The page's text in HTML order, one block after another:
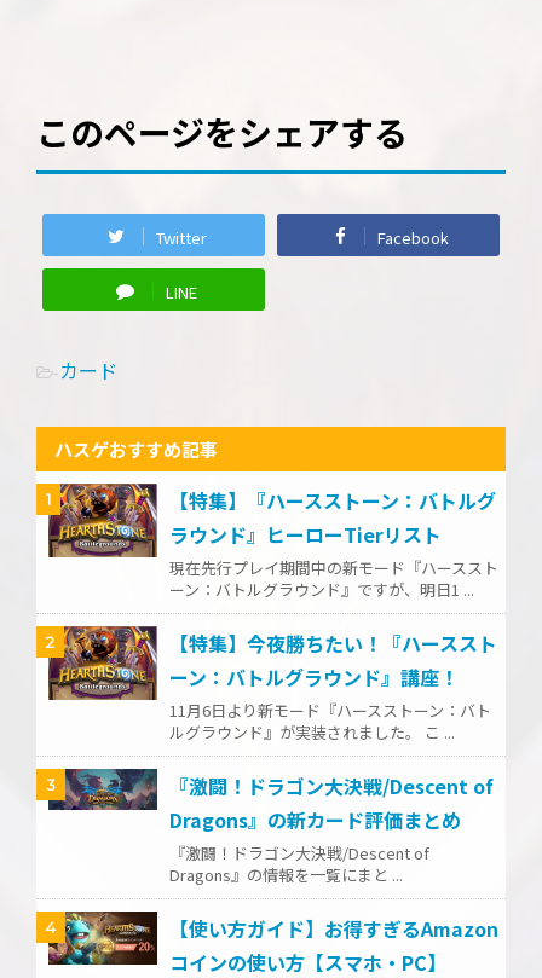
このページをシェアする
Twitter Facebook
LINE
-カード
ハスゲおすすめ記事
1
【特集】『ハースストーン：バトルグ
ラウンド』ヒーローTierリスト
現在先行プレイ期間中の新モード『ハーススト
ーン：バトルグラウンド』ですが、明日1 ...
2
【特集】今夜勝ちたい！『ハーススト
ーン：バトルグラウンド』講座！
11月6日より新モード『ハースストーン：バト
ルグラウンド』が実装されました。 こ ...
3
『激闘！ドラゴン大決戦/Descent of
Dragons』の新カード評価まとめ
『激闘！ドラゴン大決戦/Descent of
Dragons』の情報を一覧にまと ...
4
【使い方ガイド】お得すぎるAmazon
コインの使い方【スマホ・PC】